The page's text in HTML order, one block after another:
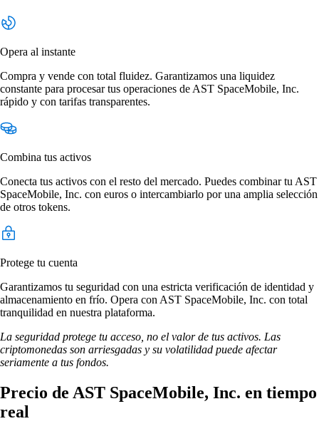
Opera al instante
Compra y vende con total fluidez. Garantizamos una liquidez
constante para procesar tus operaciones de AST SpaceMobile, Inc.
rápido y con tarifas transparentes.
Combina tus activos
Conecta tus activos con el resto del mercado. Puedes combinar tu AST
SpaceMobile, Inc. con euros o intercambiarlo por una amplia selección
de otros tokens.
Protege tu cuenta
Garantizamos tu seguridad con una estricta verificación de identidad y
almacenamiento en frío. Opera con AST SpaceMobile, Inc. con total
tranquilidad en nuestra plataforma.
La seguridad protege tu acceso, no el valor de tus activos. Las
criptomonedas son arriesgadas y su volatilidad puede afectar
seriamente a tus fondos.
Precio de AST SpaceMobile, Inc. en tiempo
real